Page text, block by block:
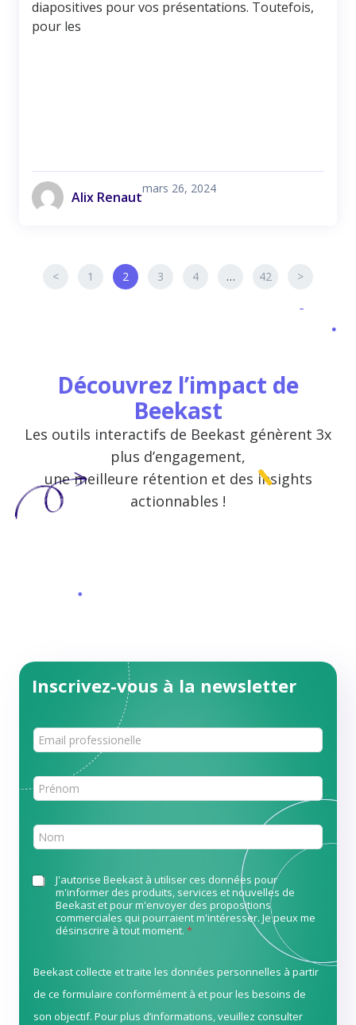
diapositives pour vos présentations. Toutefois,
pour les
Alix Renaut
mars 26, 2024
< 1 2 3 4 … 42 >
Découvrez l’impact de
Beekast
Les outils interactifs de Beekast génèrent 3x
plus d’engagement,
une meilleure rétention et des insights
actionnables !
Inscrivez-vous à la newsletter
P
r
f
e
s
a
l
*
P
r
n
o
*
N
o
*
C
o
e
s
J'autorise Beekast à utiliser ces données pour
m'informer des produits, services et nouvelles de
Beekast et pour m'envoyer des propositions
commerciales qui pourraient m'intéresser. Je peux me
désinscrire à tout moment. *
Beekast collecte et traite les données personnelles à partir
de ce formulaire conformément à et pour les besoins de
son objectif. Pour plus d’informations, veuillez consulter